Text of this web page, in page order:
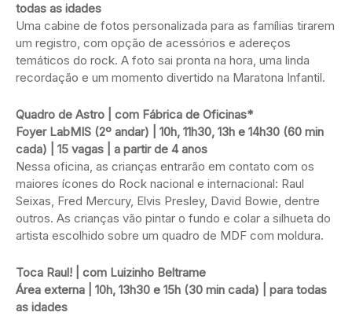
todas as idades
Uma cabine de fotos personalizada para as famílias tirarem
um registro, com opção de acessórios e adereços
temáticos do rock. A foto sai pronta na hora, uma linda
recordação e um momento divertido na Maratona Infantil.
Quadro de Astro | com Fábrica de Oficinas*
Foyer LabMIS (2º andar) | 10h, 11h30, 13h e 14h30 (60 min
cada) | 15 vagas | a partir de 4 anos
Nessa oficina, as crianças entrarão em contato com os
maiores ícones do Rock nacional e internacional: Raul
Seixas, Fred Mercury, Elvis Presley, David Bowie, dentre
outros. As crianças vão pintar o fundo e colar a silhueta do
artista escolhido sobre um quadro de MDF com moldura.
Toca Raul! | com Luizinho Beltrame
Área externa | 10h, 13h30 e 15h (30 min cada) | para todas
as idades